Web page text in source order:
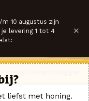
m 10 augustus zijn
levering 1 tot 4
×
liefst met honing.